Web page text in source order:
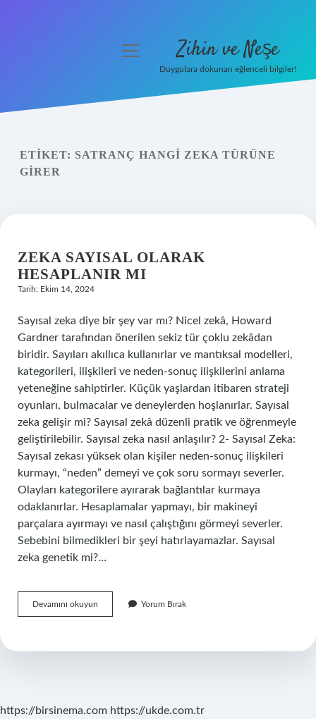
Yasal Uyarı
menüyü
Zihin ve Neşe
Duygulara dokunan eğlenceli bilgiler!
ETIKET: SATRANÇ HANGI ZEKA TÜRÜNE
GIRER
ZEKA SAYISAL OLARAK
HESAPLANIR MI
Tarih: Ekim 14, 2024
Sayısal zeka diye bir şey var mı? Nicel zekâ, Howard
Gardner tarafından önerilen sekiz tür çoklu zekâdan
biridir. Sayıları akıllıca kullanırlar ve mantıksal modelleri,
kategorileri, ilişkileri ve neden-sonuç ilişkilerini anlama
yeteneğine sahiptirler. Küçük yaşlardan itibaren strateji
oyunları, bulmacalar ve deneylerden hoşlanırlar. Sayısal
zeka gelişir mi? Sayısal zekâ düzenli pratik ve öğrenmeyle
geliştirilebilir. Sayısal zeka nasıl anlaşılır? 2- Sayısal Zeka:
Sayısal zekası yüksek olan kişiler neden-sonuç ilişkileri
kurmayı, “neden” demeyi ve çok soru sormayı severler.
Olayları kategorilere ayırarak bağlantılar kurmaya
odaklanırlar. Hesaplamalar yapmayı, bir makineyi
parçalara ayırmayı ve nasıl çalıştığını görmeyi severler.
Sebebini bilmedikleri bir şeyi hatırlayamazlar. Sayısal
zeka genetik mi?…
Devamını okuyun
Sayısal
Mı
Yorum Bırak
https://birsinema.com https://ukde.com.tr